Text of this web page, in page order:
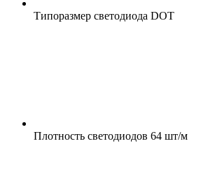
Типоразмер светодиода DOT
Плотность светодиодов 64 шт/м